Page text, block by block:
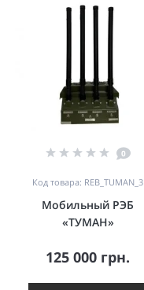
0
Код товара: REB_TUMAN_3
Мобильный РЭБ
«ТУМАН»
125 000 грн.